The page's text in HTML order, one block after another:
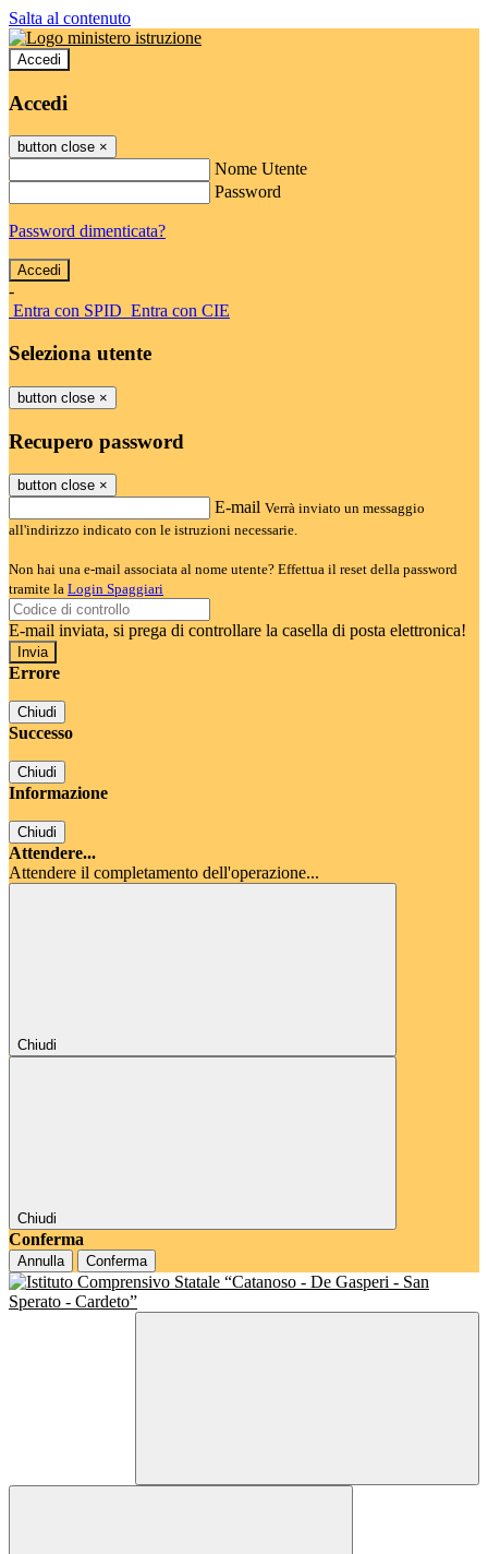
Salta al contenuto
Accedi
Accedi
button close ×
Nome Utente
Password
Password dimenticata?
-
Entra con SPID Entra con CIE
Seleziona utente
button close ×
Recupero password
button close ×
E-mail Verrà inviato un messaggio
all'indirizzo indicato con le istruzioni necessarie.
Non hai una e-mail associata al nome utente? Effettua il reset della password
tramite la Login Spaggiari
E-mail inviata, si prega di controllare la casella di posta elettronica!
Errore
Chiudi
Successo
Chiudi
Informazione
Chiudi
Attendere...
Attendere il completamento dell'operazione...
Chiudi
Chiudi
Conferma
Annulla Conferma